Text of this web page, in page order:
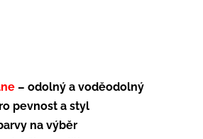
– odolný a voděodolný
pevnost a styl
na výběr